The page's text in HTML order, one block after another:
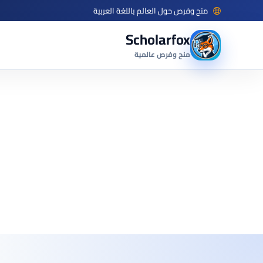
منح وفرص حول العالم باللغة العربية
Scholarfox
منح وفرص عالمية